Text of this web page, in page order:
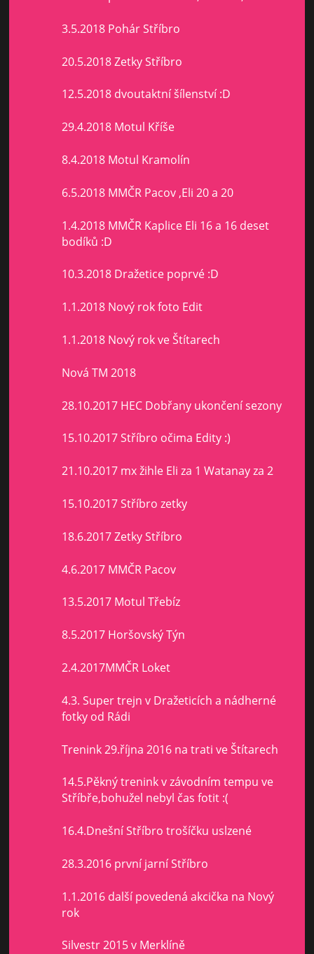
3.5.2018 Pohár Stříbro
20.5.2018 Zetky Stříbro
12.5.2018 dvoutaktní šílenství :D
29.4.2018 Motul Kříše
8.4.2018 Motul Kramolín
6.5.2018 MMČR Pacov ,Eli 20 a 20
1.4.2018 MMČR Kaplice Eli 16 a 16 deset
bodíků :D
10.3.2018 Dražetice poprvé :D
1.1.2018 Nový rok foto Edit
1.1.2018 Nový rok ve Štítarech
Nová TM 2018
28.10.2017 HEC Dobřany ukončení sezony
15.10.2017 Stříbro očima Edity :)
21.10.2017 mx žihle Eli za 1 Watanay za 2
15.10.2017 Stříbro zetky
18.6.2017 Zetky Stříbro
4.6.2017 MMČR Pacov
13.5.2017 Motul Třebíz
8.5.2017 Horšovský Týn
2.4.2017MMČR Loket
4.3. Super trejn v Dražeticích a nádherné
fotky od Rádi
Trenink 29.října 2016 na trati ve Štítarech
14.5.Pěkný trenink v závodním tempu ve
Stříbře,bohužel nebyl čas fotit :(
16.4.Dnešní Stříbro trošíčku uslzené
28.3.2016 první jarní Stříbro
1.1.2016 další povedená akcička na Nový
rok
Silvestr 2015 v Merklíně